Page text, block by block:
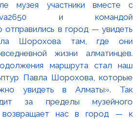
музея участники вместе с
и командой
отправились в город — увидеть
Шорохова там, где они
жизни алматинцев.
маршрута стал наш
Павла Шорохова, которые
увидеть в Алматы». Так
за пределы музейного
возвращает нас в город — к